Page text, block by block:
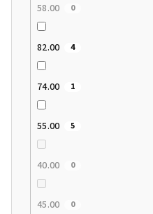
58.00 0
82.00 4
74.00 1
55.00 5
40.00 0
45.00 0